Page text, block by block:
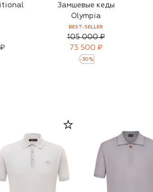
Замшевые кеды
Olympia
BEST-SELLER
105 000 ₽
73 500 ₽
-30 %